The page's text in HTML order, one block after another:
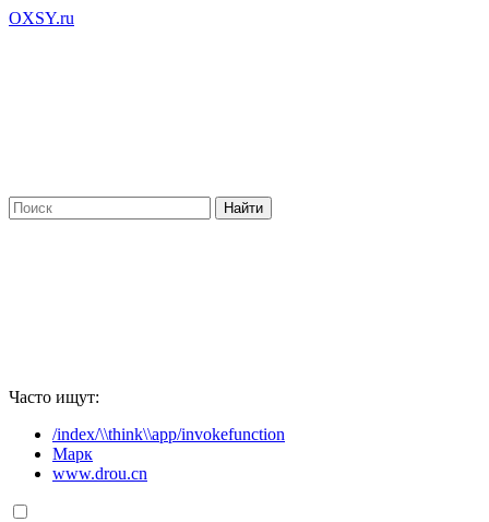
OXSY.ru
Часто ищут:
/index/\\think\\app/invokefunction
Марк
www.drou.cn